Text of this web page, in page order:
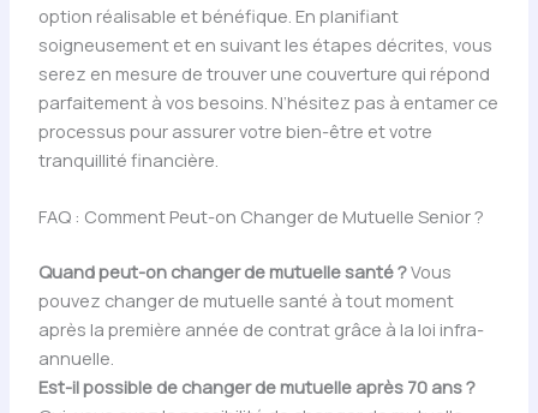
option réalisable et bénéfique. En planifiant
soigneusement et en suivant les étapes décrites, vous
serez en mesure de trouver une couverture qui répond
parfaitement à vos besoins. N’hésitez pas à entamer ce
processus pour assurer votre bien-être et votre
tranquillité financière.
FAQ : Comment Peut-on Changer de Mutuelle Senior ?
Quand peut-on changer de mutuelle santé ?Vous
pouvez changer de mutuelle santé à tout moment
après la première année de contrat grâce à la loi infra-
annuelle.
Est-il possible de changer de mutuelle après 70 ans ?